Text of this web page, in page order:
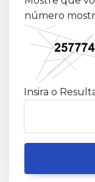
número
Insira o